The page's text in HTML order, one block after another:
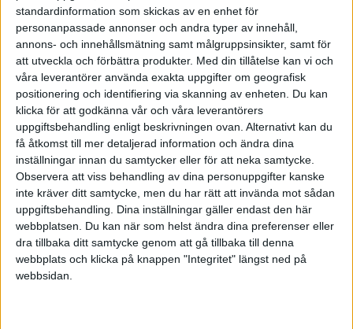
standardinformation som skickas av en enhet för
personanpassade annonser och andra typer av innehåll,
annons- och innehållsmätning samt målgruppsinsikter, samt för
att utveckla och förbättra produkter. Med din tillåtelse kan vi och
våra leverantörer använda exakta uppgifter om geografisk
positionering och identifiering via skanning av enheten. Du kan
klicka för att godkänna vår och våra leverantörers
uppgiftsbehandling enligt beskrivningen ovan. Alternativt kan du
få åtkomst till mer detaljerad information och ändra dina
inställningar innan du samtycker eller för att neka samtycke.
Observera att viss behandling av dina personuppgifter kanske
inte kräver ditt samtycke, men du har rätt att invända mot sådan
uppgiftsbehandling. Dina inställningar gäller endast den här
webbplatsen. Du kan när som helst ändra dina preferenser eller
dra tillbaka ditt samtycke genom att gå tillbaka till denna
webbplats och klicka på knappen "Integritet" längst ned på
webbsidan.
Visst får du "köpa" av din egen enskilda firma.
Det du inte får göra är att köpa för ett lägre pris
än vad andra betalar. Så det du ska korrigera är
så att priset blir detsamma som för andra (dvs 60
istället för 40 kr).
Stig Forsberg
www.enskildfirma.nu
www.AbRedo.se